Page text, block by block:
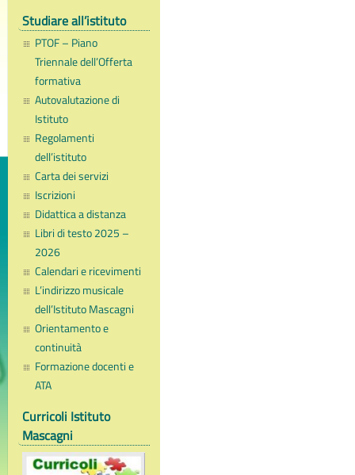
Studiare all’istituto
PTOF – Piano
Triennale dell’Offerta
formativa
Autovalutazione di
Istituto
Regolamenti
dell’istituto
Carta dei servizi
Iscrizioni
Didattica a distanza
Libri di testo 2025 –
2026
Calendari e ricevimenti
L’indirizzo musicale
dell’Istituto Mascagni
Orientamento e
continuità
Formazione docenti e
ATA
Curricoli Istituto
Mascagni